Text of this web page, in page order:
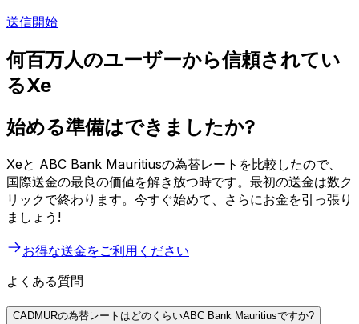
送信開始
何百万人のユーザーから信頼されてい
るXe
始める準備はできましたか?
Xeと ABC Bank Mauritiusの為替レートを比較したので、
国際送金の最良の価値を解き放つ時です。最初の送金は数ク
リックで終わります。今すぐ始めて、さらにお金を引っ張り
ましょう!
お得な送金をご利用ください
よくある質問
CADMURの為替レートはどのくらいABC Bank Mauritiusですか?